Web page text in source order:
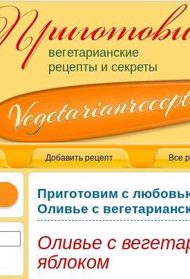
вегетарианские
рецепты и секреты
Добавить рецепт Все
Приготовим с
Оливье с
Оливье с
яблоком